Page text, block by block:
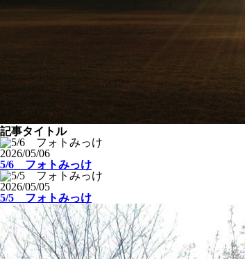
記事タイトル
2026/05/06
5/6 フォトみっけ
2026/05/05
5/5 フォトみっけ